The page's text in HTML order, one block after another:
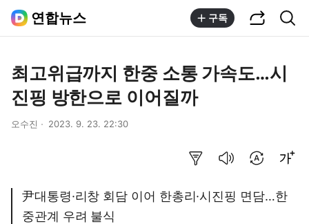
연합뉴스 구독
최고위급까지 한중 소통 가속도…시
진핑 방한으로 이어질까
오수진 2023. 9. 23. 22:30
尹대통령·리창 회담 이어 한총리·시진핑 면담…한
중관계 우려 불식